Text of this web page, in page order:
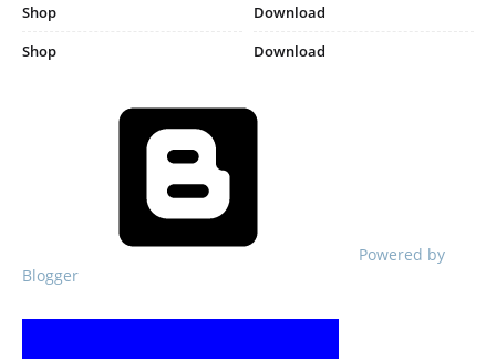
Shop
Download
Shop
Download
Powered by
Blogger